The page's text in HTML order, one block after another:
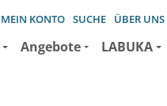
MEIN KONTO SUCHE ÜBER UNS
Angebote LABUKA